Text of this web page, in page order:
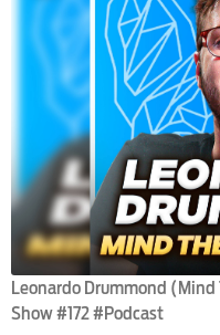
Leonardo Drummond
Show #172 #Podcast